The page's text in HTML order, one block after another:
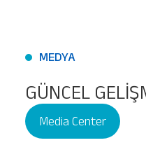
MEDYA
GÜNCEL
Media Center